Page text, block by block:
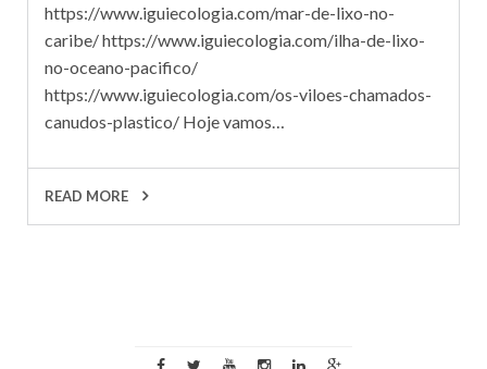
https://www.iguiecologia.com/mar-de-lixo-no-
caribe/ https://www.iguiecologia.com/ilha-de-lixo-
no-oceano-pacifico/
https://www.iguiecologia.com/os-viloes-chamados-
canudos-plastico/ Hoje vamos…
READ MORE